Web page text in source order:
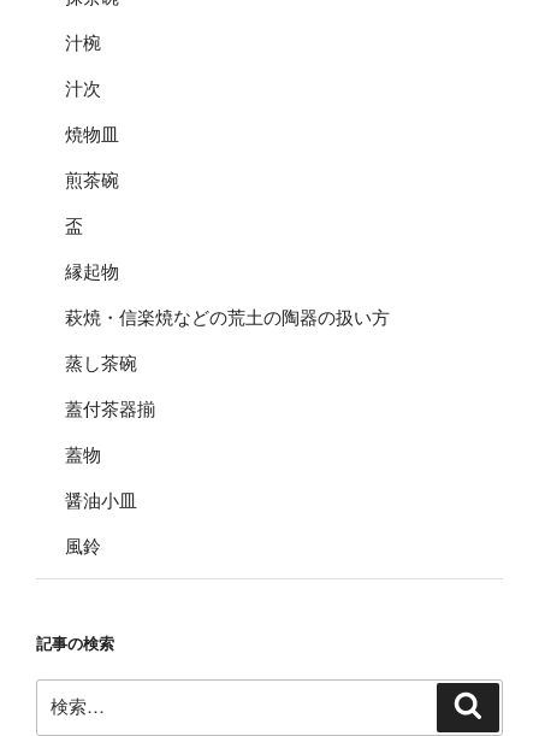
汁椀
汁次
焼物皿
煎茶碗
盃
縁起物
萩焼・信楽焼などの荒土の陶器の扱い方
蒸し茶碗
蓋付茶器揃
蓋物
醤油小皿
風鈴
記事の検索
索: